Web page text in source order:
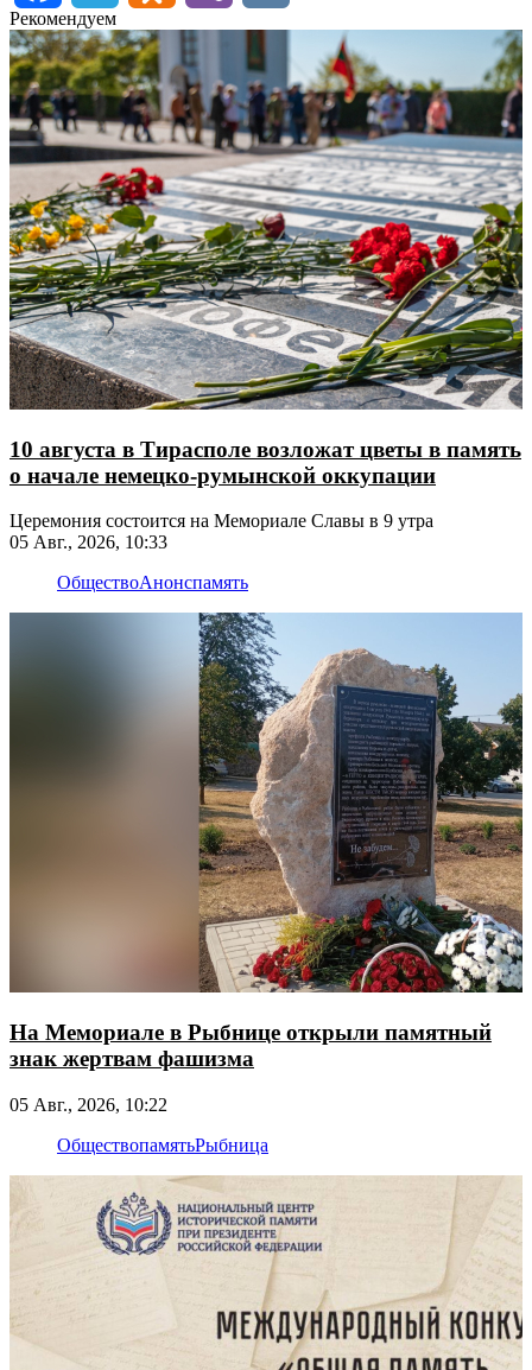
Рекомендуем
10 августа в Тирасполе возложат цветы в память
о начале немецко-румынской оккупации
Церемония состоится на Мемориале Славы в 9 утра
05 Авг., 2026, 10:33
ОбществоАнонспамять
На Мемориале в Рыбнице открыли памятный
знак жертвам фашизма
05 Авг., 2026, 10:22
ОбществопамятьРыбница